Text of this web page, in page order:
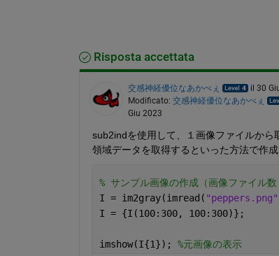
Risposta accettata
交感神経優位なあかべぇ
il 30
Modificato: 交感神経優位なあかべぇ
Giu 2023
sub2indを使用して、１画像ファイルか
領域データを取得するといった方法で作成
% サンプル画像の作成（画像ファイル数
I = im2gray(imread( "peppers.png"
I = {I(100:300, 100:300)};
imshow(I{1}); %元画像の表示